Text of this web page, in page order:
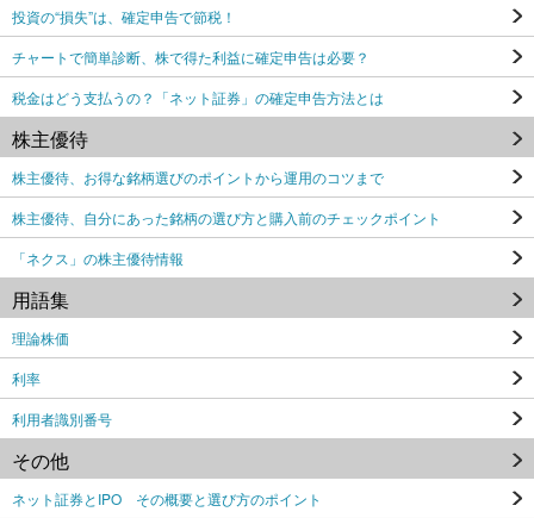
投資の“損失”は、確定申告で節税！
チャートで簡単診断、株で得た利益に確定申告は必要？
税金はどう支払うの？「ネット証券」の確定申告方法とは
株主優待
株主優待、お得な銘柄選びのポイントから運用のコツまで
株主優待、自分にあった銘柄の選び方と購入前のチェックポイント
「ネクス」の株主優待情報
用語集
理論株価
利率
利用者識別番号
その他
ネット証券とIPO その概要と選び方のポイント